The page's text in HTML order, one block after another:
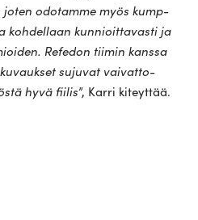
joten odo­tamme myös kump­
koh­dellaan kun­nioit­ta­vasti ja
Refedon tiimin kanssa
sujuvat vai­vat­to­
hyvä fiilis”, Karri kiteyttää.